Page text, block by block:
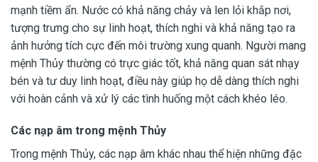
mạnh tiềm ẩn. Nước có khả năng chảy và len lỏi khắp nơi,
tượng trưng cho sự linh hoạt, thích nghi và khả năng tạo ra
ảnh hưởng tích cực đến môi trường xung quanh. Người mang
mệnh Thủy thường có trực giác tốt, khả năng quan sát nhạy
bén và tư duy linh hoạt, điều này giúp họ dễ dàng thích nghi
với hoàn cảnh và xử lý các tình huống một cách khéo léo.
Các nạp âm trong mệnh Thủy
Trong mệnh Thủy, các nạp âm khác nhau thể hiện những đặc